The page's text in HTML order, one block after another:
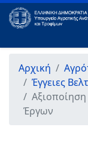
Αρχική
Έγγειες
Αξιοποίηση
Έργων